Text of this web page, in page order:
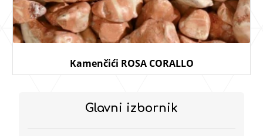
Kamenčići ROSA CORALLO
Glavni izbornik